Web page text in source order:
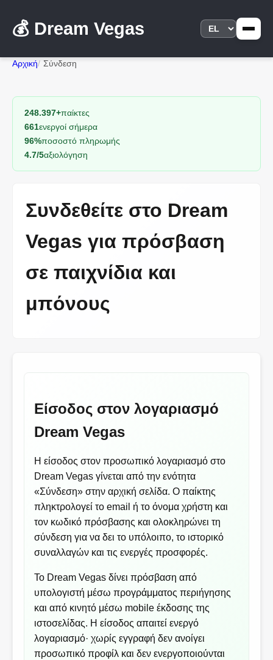
💰 Dream Vegas
Αρχική Σύνδεση
248.397+παίκτες
661ενεργοί σήμερα
96%ποσοστό πληρωμής
4.7/5αξιολόγηση
Συνδεθείτε στο Dream
Vegas για πρόσβαση
σε παιχνίδια και
μπόνους
Είσοδος στον λογαριασμό
Dream Vegas
Η είσοδος στον προσωπικό λογαριασμό στο
Dream Vegas γίνεται από την ενότητα
«Σύνδεση» στην αρχική σελίδα. Ο παίκτης
πληκτρολογεί το email ή το όνομα χρήστη και
τον κωδικό πρόσβασης και ολοκληρώνει τη
σύνδεση για να δει το υπόλοιπο, το ιστορικό
συναλλαγών και τις ενεργές προσφορές.
Το Dream Vegas δίνει πρόσβαση από
υπολογιστή μέσω προγράμματος περιήγησης
και από κινητό μέσω mobile έκδοσης της
ιστοσελίδας. Η είσοδος απαιτεί ενεργό
λογαριασμό· χωρίς εγγραφή δεν ανοίγει
προσωπικό προφίλ και δεν ενεργοποιούνται